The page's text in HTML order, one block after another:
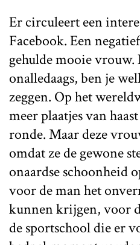
Er circuleert een
Facebook. Een
gehulde mooie vrouw.
onalledaags, ben je
zeggen. Op het
meer plaatjes van
ronde. Maar deze
omdat ze de gewone
onaardse schoonheid
voor de man het
kunnen krijgen, voor
de sportschool die er